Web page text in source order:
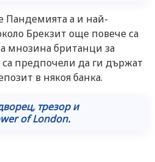
Пандемията а и най-
Брекзит още повече са
мнозина британци за
предпочели да ги държат
в някоя банка.
трезор и
of London.